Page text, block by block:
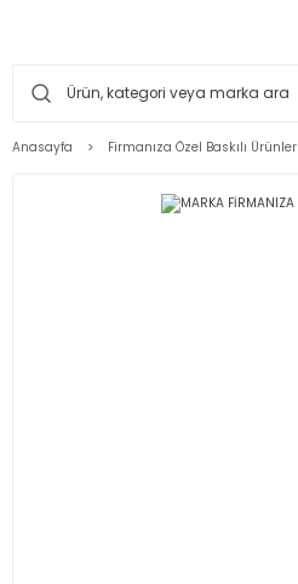
Anasayfa Firmanıza Özel Baskılı Ürünler